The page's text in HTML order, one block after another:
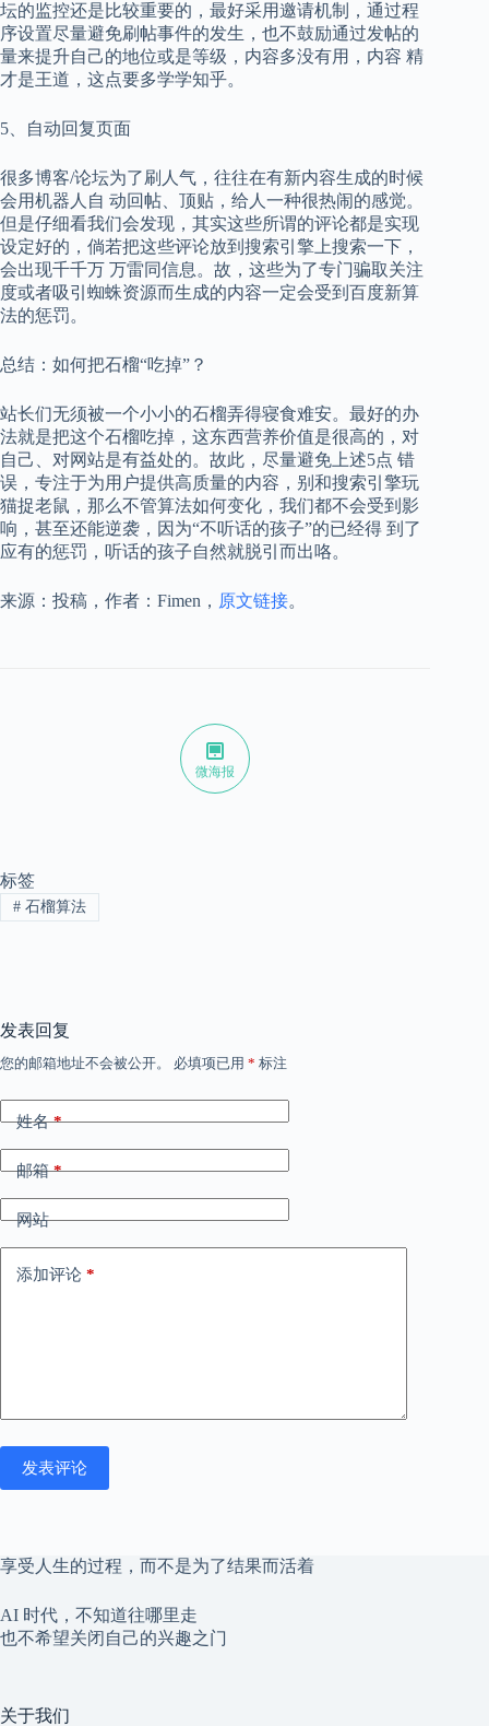
坛的监控还是比较重要的，最好采用邀请机制，通过程
序设置尽量避免刷帖事件的发生，也不鼓励通过发帖的
量来提升自己的地位或是等级，内容多没有用，内容 精
才是王道，这点要多学学知乎。
5、自动回复页面
很多博客/论坛为了刷人气，往往在有新内容生成的时候
会用机器人自 动回帖、顶贴，给人一种很热闹的感觉。
但是仔细看我们会发现，其实这些所谓的评论都是实现
设定好的，倘若把这些评论放到搜索引擎上搜索一下，
会出现千千万 万雷同信息。故，这些为了专门骗取关注
度或者吸引蜘蛛资源而生成的内容一定会受到百度新算
法的惩罚。
总结：如何把石榴“吃掉”？
站长们无须被一个小小的石榴弄得寝食难安。最好的办
法就是把这个石榴吃掉，这东西营养价值是很高的，对
自己、对网站是有益处的。故此，尽量避免上述5点 错
误，专注于为用户提供高质量的内容，别和搜索引擎玩
猫捉老鼠，那么不管算法如何变化，我们都不会受到影
响，甚至还能逆袭，因为“不听话的孩子”的已经得 到了
应有的惩罚，听话的孩子自然就脱引而出咯。
来源：投稿，作者：Fimen， 原文链接。
微海报
标签
#石榴算法
发表回复
您的邮箱地址不会被公开。 必填项已用 * 标注
姓名*
邮箱*
网站
添加评论 *
发表评论
享受人生的过程，而不是为了结果而活着
AI 时代，不知道往哪里走
也不希望关闭自己的兴趣之门
关于我们